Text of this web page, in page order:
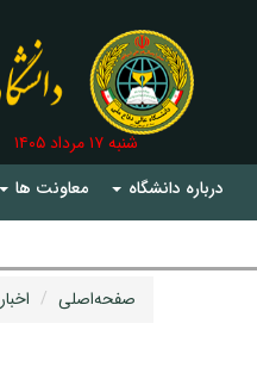
درباره دانشگاه معاونت ها
شنبه ۱۷ مرداد ۱۴۰۵
صفحه‌اصلی اخبار